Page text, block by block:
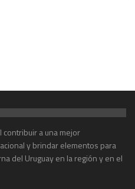
contribuir a una mejor
y brindar elementos para
del Uruguay en la región y en el